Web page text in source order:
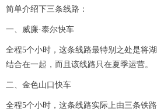
简单介绍下三条线路：
一、威廉·泰尔快车
全程5个小时，这条线路最特别之处是将
结合在一起，而且该线路只在夏季运营。
二、金色山口快车
全程5个小时，这条线路实际上由三条铁